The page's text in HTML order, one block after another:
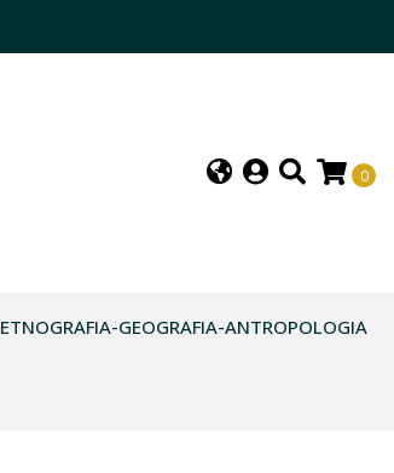
0
ETNOGRAFIA-GEOGRAFIA-ANTROPOLOGIA